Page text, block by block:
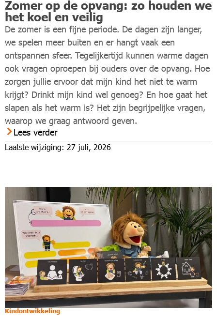
Zomer op de opvang: zo houden we
het koel en veilig
De zomer is een fijne periode. De dagen zijn langer,
we spelen meer buiten en er hangt vaak een
ontspannen sfeer. Tegelijkertijd kunnen warme dagen
ook vragen oproepen bij ouders over de opvang. Hoe
zorgen jullie ervoor dat mijn kind het niet te warm
krijgt? Drinkt mijn kind wel genoeg? En hoe gaat het
slapen als het warm is? Het zijn begrijpelijke vragen,
waarop we graag antwoord geven.
Lees verder
Laatste wijziging: 27 juli, 2026
Kindontwikkeling